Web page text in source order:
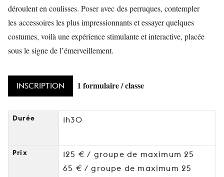
déroulent en coulisses. Poser avec des perruques, contempler
les accessoires les plus impressionnants et essayer quelques
costumes, voilà une expérience stimulante et interactive, placée
sous le signe de l’émerveillement.
INSCRIPTION 1 formulaire / classe
Durée 1h30
Prix
125 € / groupe de maximum 25
65 € / groupe de maximum 25